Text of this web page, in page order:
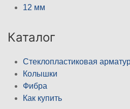
12 мм
Каталог
Стеклопластиковая
Колышки
Фибра
Как купить